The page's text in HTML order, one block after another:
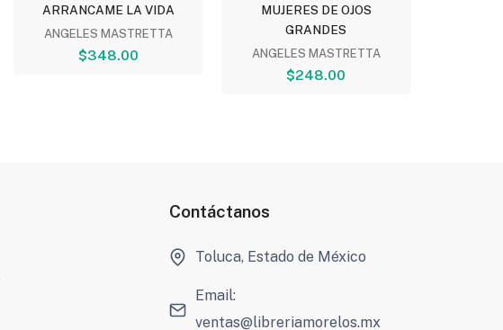
ARRANCAME LA VIDA
ANGELES MASTRETTA
$348.00
MUJERES DE OJOS
GRANDES
ANGELES MASTRETTA
$248.00
Contáctanos
Toluca, Estado de México
Email:
ventas@libreriamorelos.mx